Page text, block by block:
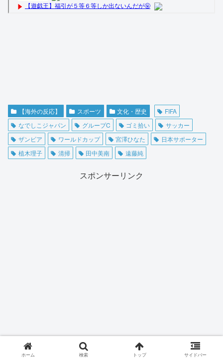
【海外の反応】 スポーツ 文化・歴史
FIFA
なでしこジャパン
グループC ゴミ拾い
サッカー
ザンビア
ワールドカップ 宮澤ひなた
日本サポーター
植木理子
清掃 田中美南 遠藤純
スポンサーリンク
ホーム 検索 トップ サイドバー